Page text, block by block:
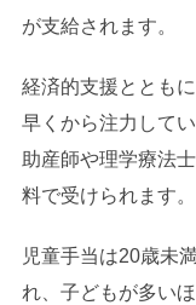
が支給されます。
経済的支援ととも
早くから注力して
助産師や理学療法
料で受けられます。
児童手当は20歳未
れ、子どもが多い